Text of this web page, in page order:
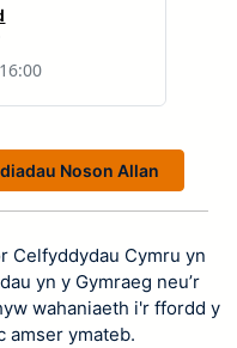
Noson Allan
Celfyddydau Cymru yn
yn y Gymraeg neu’r
wahaniaeth i'r ffordd y
amser ymateb.